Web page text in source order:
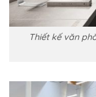
Thiết kế văn